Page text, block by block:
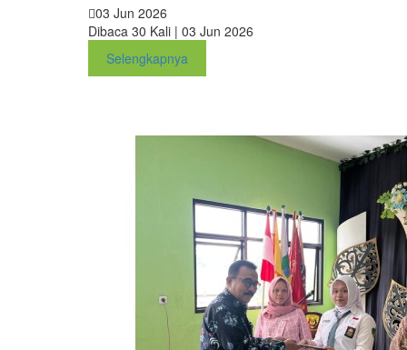
03 Jun 2026
Dibaca 30 Kali | 03 Jun 2026
Selengkapnya